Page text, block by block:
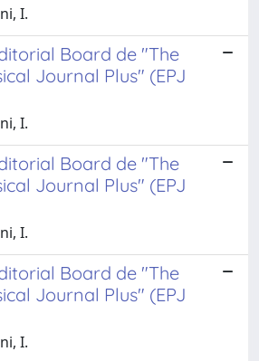
I.
Board de "The
Journal Plus" (EPJ
I.
Board de "The
Journal Plus" (EPJ
I.
Board de "The
Journal Plus" (EPJ
I.